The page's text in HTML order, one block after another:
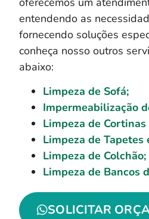
entendendo as
fornecendo soluções
conheça nosso outros
abaixo:
Limpeza de Sofá;
Impermeabilização
Limpeza de
Limpeza de Tapetes
Limpeza de Colchão;
Limpeza de Bancos
SOLICITAR